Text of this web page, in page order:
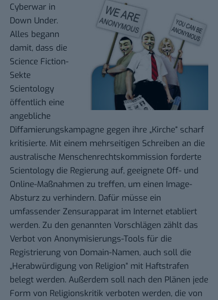
Cyberwar in
Down Under.
Alles begann
damit, dass die
Science Fiction-
Sekte
Scientology
öffentlich eine
angebliche
Diffamierungskampagne gegen ihre „Kirche“ scharf
kritisierte. Mit einem mehrseitigen Schreiben an die
australische Menschenrechtskommission forderte
Scientology die Regierung auf, geeignete Off- und
Online-Maßnahmen zu treffen, um einen Image-
Absturz zu verhindern. Dafür müsse ein
umfassender Zensurapparat im Internet etabliert
werden. Zu den genannten Vorschlägen zählt das
Verbot von Anonymisierungs-Tools für die
Registrierung von Domain-Namen, auch soll die
„Herabwürdigung von Religion“ mit Haftstrafen
belegt werden. Außerdem soll nach den Plänen jede
Form von Religionskritik verboten werden, die von